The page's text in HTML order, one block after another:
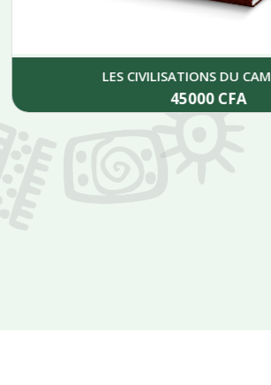
CIVILISATIONS DU CAMEROUN